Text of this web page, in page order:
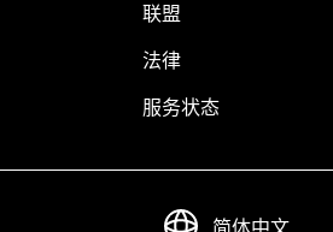
联盟
法律
服务状态